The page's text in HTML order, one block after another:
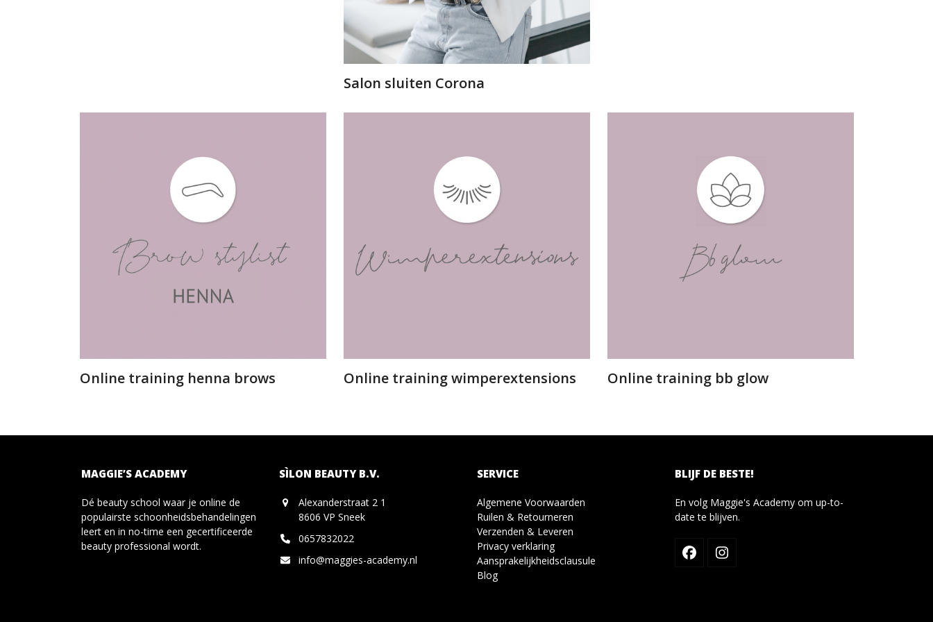
Salon sluiten Corona
Online training henna brows Online training wimperextensions Online training bb glow
MAGGIE’S ACADEMY
Dé beauty school waar je online de
populairste schoonheidsbehandelingen
leert en in no-time een gecertificeerde
beauty professional wordt.
SÌLON BEAUTY B.V.
Alexanderstraat 2 1
8606 VP Sneek
0657832022
info@maggies-academy.nl
SERVICE
Algemene Voorwaarden
Ruilen & Retourneren
Verzenden & Leveren
Privacy verklaring
Aansprakelijkheidsclausule
Blog
BLIJF DE BESTE!
En volg Maggie's Academy om up-to-
date te blijven.
FacebookInstagram